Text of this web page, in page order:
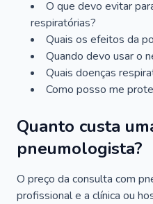
O que devo evitar
respiratórias?
Quais os efeitos da
Quando devo usar o
Quais doenças
Como posso me
Quanto custa
pneumologista?
O preço da consulta com
profissional e a clínica ou